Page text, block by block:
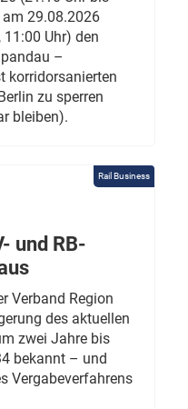
29.08.2026
Uhr) den
–
korridorsanierten
zu sperren
bleiben).
Rail Business
und RB-
Verband Region
des aktuellen
zwei Jahre bis
bekannt – und
Vergabeverfahrens